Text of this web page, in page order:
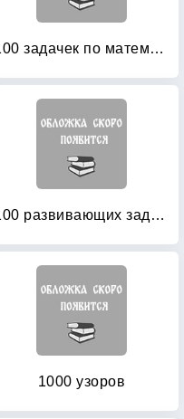
100 задачек по математике: Рабочая тетрадь для детей 5-6 лет
100 развивающих заданий для девочек
1000 узоров